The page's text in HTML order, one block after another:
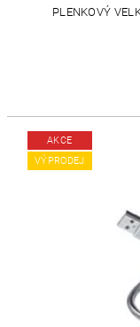
PLENKOVÝ
AKCE
VÝPRODEJ